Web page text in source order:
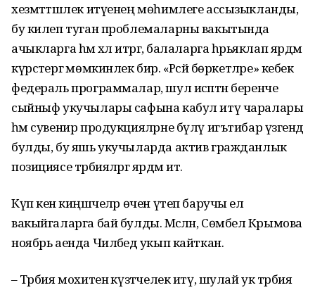
хезмәттәшлек итүенең мөһимлеге ассызыкланды,
бу килеп туган проблемаларны вакытында
ачыкларга һәм хәл итәргә, балаларга һәрьяклап ярдәм
күрсәтергә мөмкинлек бирә. «Рәсәй бөркетләре» кебек
федераль программалар, шул исәптән беренче
сыйныф укучылары сафына кабул итү чаралары
һәм сувенир продукцияләрне бүлү игътибар үзәгендә
булды, бу яшь укучыларда актив гражданлык
позициясе тәрбияләргә ярдәм итә.
Күп кенә киңәшчеләр өчен үтеп баручы ел
вакыйгаларга бай булды. Мәсәлән, Сөмбелә Крымова
ноябрь аенда Чиләбедә укып кайткан.
–Тәрбия мохитенә күзәтчелек итү, шулай ук тәрбия